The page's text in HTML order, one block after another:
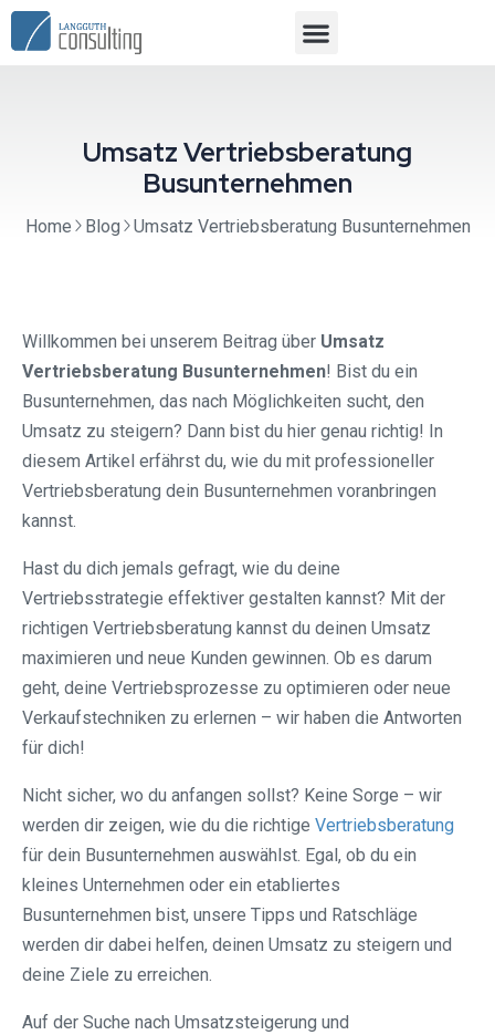
Umsatz Vertriebsberatung
Busunternehmen
Home Blog Umsatz Vertriebsberatung Busunternehmen
Willkommen bei unserem Beitrag über Umsatz
Vertriebsberatung Busunternehmen! Bist du ein
Busunternehmen, das nach Möglichkeiten sucht, den
Umsatz zu steigern? Dann bist du hier genau richtig! In
diesem Artikel erfährst du, wie du mit professioneller
Vertriebsberatung dein Busunternehmen voranbringen
kannst.
Hast du dich jemals gefragt, wie du deine
Vertriebsstrategie effektiver gestalten kannst? Mit der
richtigen Vertriebsberatung kannst du deinen Umsatz
maximieren und neue Kunden gewinnen. Ob es darum
geht, deine Vertriebsprozesse zu optimieren oder neue
Verkaufstechniken zu erlernen – wir haben die Antworten
für dich!
Nicht sicher, wo du anfangen sollst? Keine Sorge – wir
werden dir zeigen, wie du die richtige Vertriebsberatung
für dein Busunternehmen auswählst. Egal, ob du ein
kleines Unternehmen oder ein etabliertes
Busunternehmen bist, unsere Tipps und Ratschläge
werden dir dabei helfen, deinen Umsatz zu steigern und
deine Ziele zu erreichen.
Auf der Suche nach Umsatzsteigerung und